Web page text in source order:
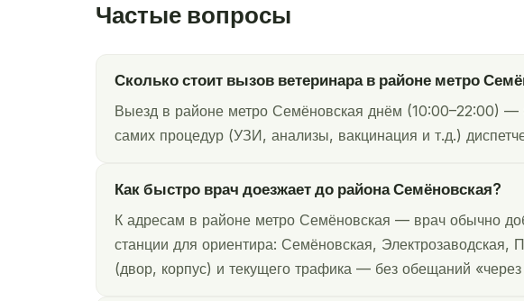
Частые вопросы
Сколько стоит вызов ветеринара в районе метро
Выезд в районе метро Семёновская днём (10:00–22:00) —
самих процедур (УЗИ, анализы, вакцинация и т.д.)
Как быстро врач доезжает до района Семёновская?
К адресам в районе метро Семёновская — врач обычно
станции для ориентира: Семёновская,
(двор, корпус) и текущего трафика — без обещаний